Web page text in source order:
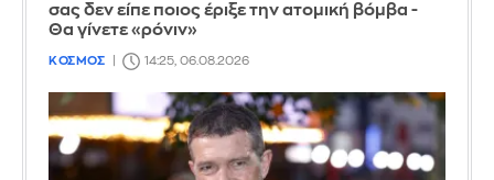
σας δεν είπε ποιος έριξε την ατομική βόμβα -
Θα γίνετε «ρόνιν»
ΚΟΣΜΟΣ 14:25, 06.08.2026